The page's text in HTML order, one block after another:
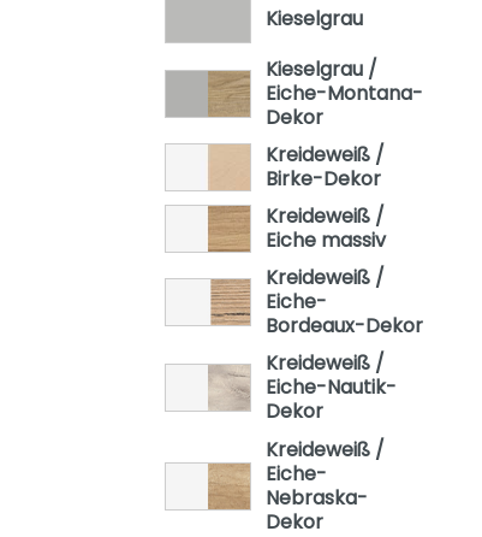
Remo
Stiene
Yolanda
Kieselgrau
Kieselgrau /
Eiche-Montana-
Dekor
Kreideweiß /
Birke-Dekor
Kreideweiß /
Eiche massiv
Kreideweiß /
Eiche-
Bordeaux-Dekor
Kreideweiß /
Eiche-Nautik-
Dekor
Kreideweiß /
Eiche-
Nebraska-
Dekor